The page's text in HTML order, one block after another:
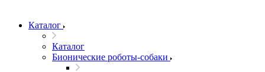
Каталог
Каталог
Бионические роботы-собаки